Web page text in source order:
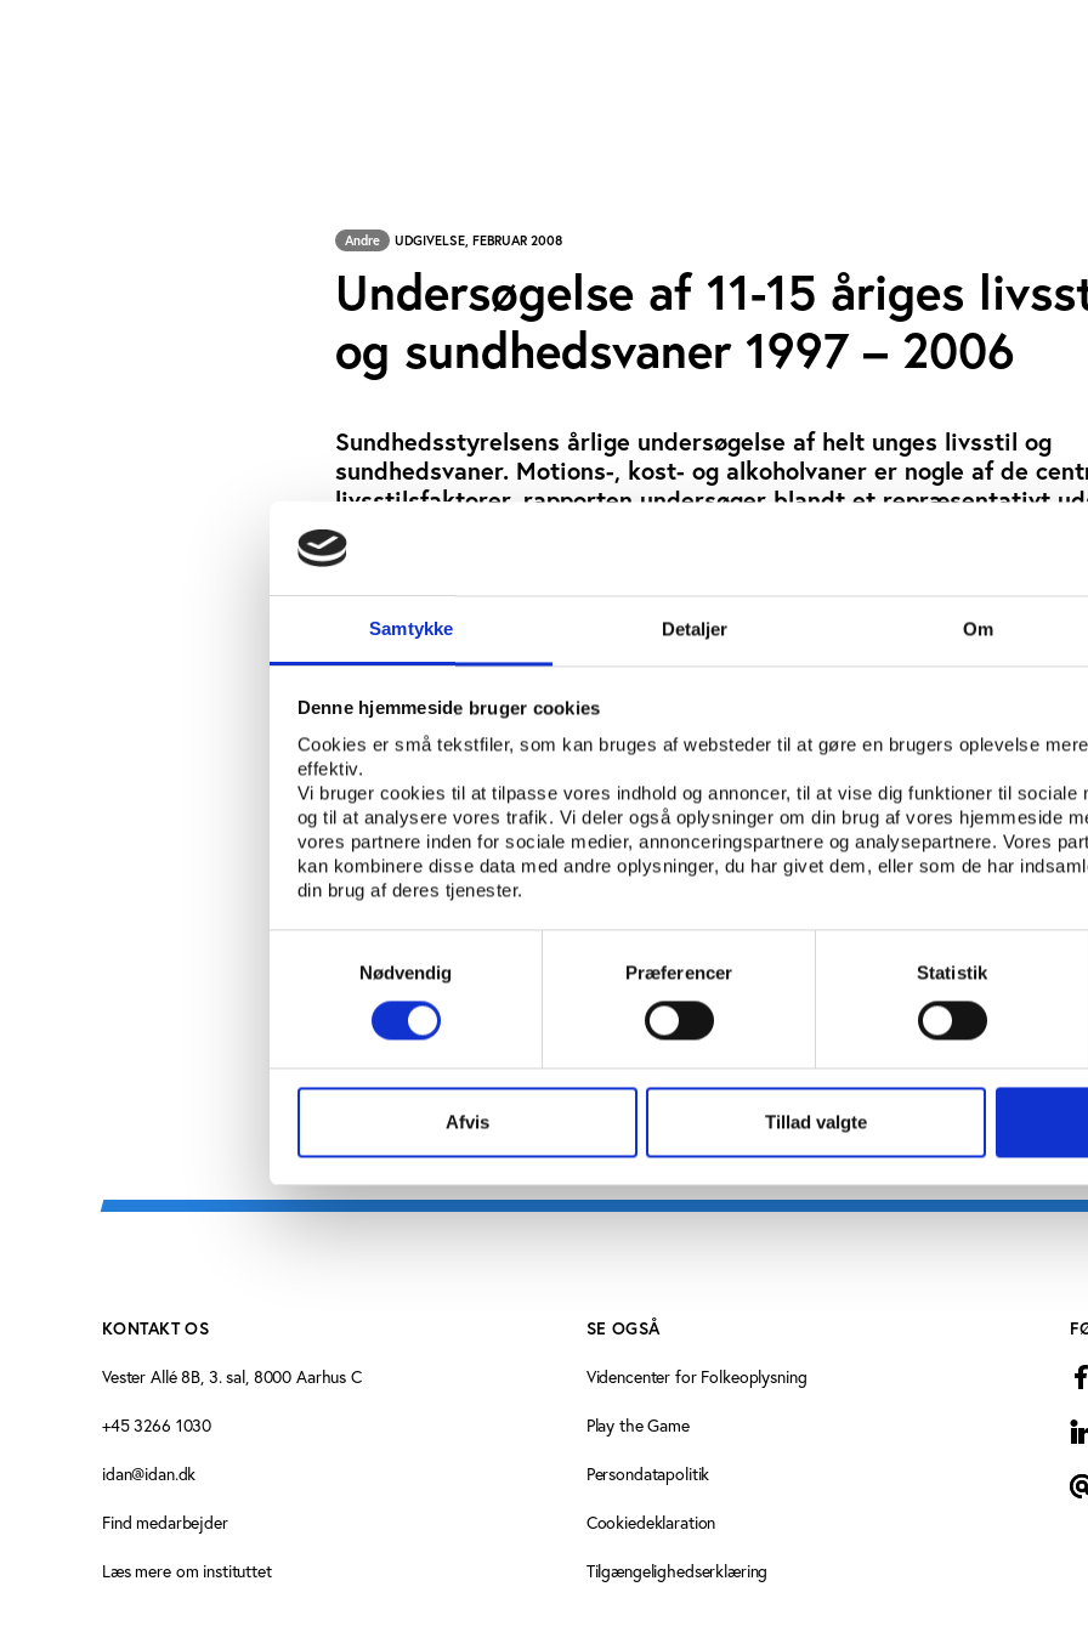
Samtykke Detaljer Om
Denne hjemmeside bruger cookies
Cookies er små tekstfiler, som kan bruges af websteder til at gøre en brugers oplevelse mere
effektiv.
Vi bruger cookies til at tilpasse vores indhold og annoncer, til at vise dig funktioner til sociale
og til at analysere vores trafik. Vi deler også oplysninger om din brug af vores hjemmeside
vores partnere inden for sociale medier, annonceringspartnere og analysepartnere. Vores
kan kombinere disse data med andre oplysninger, du har givet dem, eller som de har
din brug af deres tjenester.
Nødvendig
Præferencer Statistik
Afvis Tillad valgte
Andre UDGIVELSE, FEBRUAR 2008
Undersøgelse af 11-15 åriges
og sundhedsvaner 1997 – 2006
Sundhedsstyrelsens årlige undersøgelse af helt unges livsstil og
sundhedsvaner. Motions-, kost- og alkoholvaner er nogle af de
livsstilsfaktorer, rapporten undersøger blandt et repræsentativt
af de 11-15-årige.
NØGLEORD:
ÅBN RAPPORT
ANTAL SIDER: 64
Nærværende rapport omfatter resultater fra den undersøgelse, der blev gennemført i
november/december 2006, og sammenligner med tidligere af Sundhedstyrelsens
for samme forskningsfelt. Sociolog Karl Morsi har udarbejdet og kommenteret alle
KONTAKT OS
Vester Allé 8B, 3. sal, 8000 Aarhus C
+45 3266 1030
idan@idan.dk
Find medarbejder
Læs mere om instituttet
SE OGSÅ
Videncenter for Folkeoplysning
Play the Game
Persondatapolitik
Cookiedeklaration
Tilgængelighedserklæring